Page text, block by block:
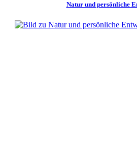
Natur und persönliche